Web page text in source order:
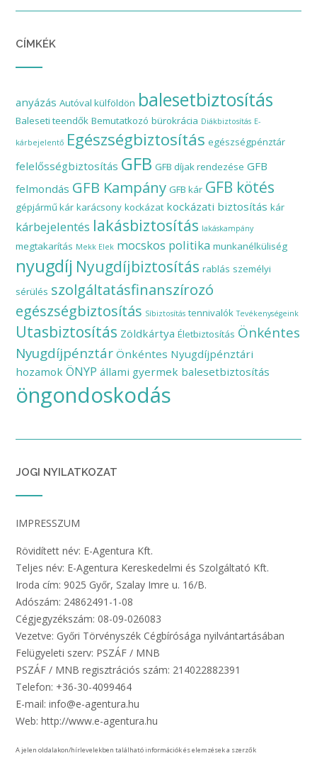
CÍMKÉK
anyázás Autóval külföldön balesetbiztosítás
Baleseti teendők Bemutatkozó bürokrácia Diákbiztosítás E-
kárbejelentő Egészségbiztosítás egészségpénztár
felelősségbiztosítás GFB GFB díjak rendezése GFB
felmondás GFB Kampány GFB kár GFB kötés
gépjármű kár karácsony kockázat kockázati biztosítás kár
kárbejelentés lakásbiztosítás lakáskampány
megtakarítás Mekk Elek mocskos politika munkanélküliség
nyugdíj Nyugdíjbiztosítás rablás személyi
sérülés szolgáltatásfinanszírozó
egészségbiztosítás Síbiztosítás tennivalók Tevékenységeink
Utasbiztosítás Zöldkártya Életbiztosítás Önkéntes
Nyugdíjpénztár Önkéntes Nyugdíjpénztári
hozamok ÖNYP állami gyermek balesetbiztosítás
öngondoskodás
JOGI NYILATKOZAT
IMPRESSZUM
Rövidített név: E-Agentura Kft.
Teljes név: E-Agentura Kereskedelmi és Szolgáltató Kft.
Iroda cím: 9025 Győr, Szalay Imre u. 16/B.
Adószám: 24862491-1-08
Cégjegyzékszám: 08-09-026083
Vezetve: Győri Törvényszék Cégbírósága nyilvántartásában
Felügyeleti szerv: PSZÁF / MNB
PSZÁF / MNB regisztrációs szám: 214022882391
Telefon: +36-30-4099464
E-mail: info@e-agentura.hu
Web: http://www.e-agentura.hu
A jelen oldalakon/hírlevelekben található információk és elemzések a szerzők